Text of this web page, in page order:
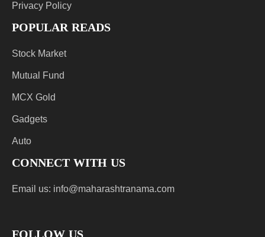
Privacy Policy
POPULAR READS
Stock Market
Mutual Fund
MCX Gold
Gadgets
Auto
CONNECT WITH US
Email us: info@maharashtranama.com